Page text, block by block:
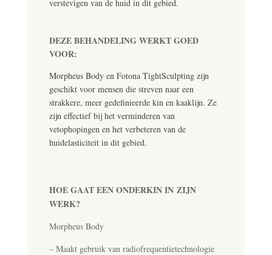
verstevigen van de huid in dit gebied.
DEZE BEHANDELING WERKT GOED
VOOR:
Morpheus Body en Fotona TightSculpting zijn
geschikt voor mensen die streven naar een
strakkere, meer gedefinieerde kin en kaaklijn. Ze
zijn effectief bij het verminderen van
vetophopingen en het verbeteren van de
huidelasticiteit in dit gebied.
HOE GAAT EEN ONDERKININ ZIJN
WERK?
Morpheus Body
– Maakt gebruik van radiofrequentietechnologie